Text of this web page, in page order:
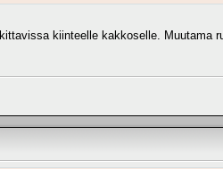
kiinteelle kakkoselle. Muutama